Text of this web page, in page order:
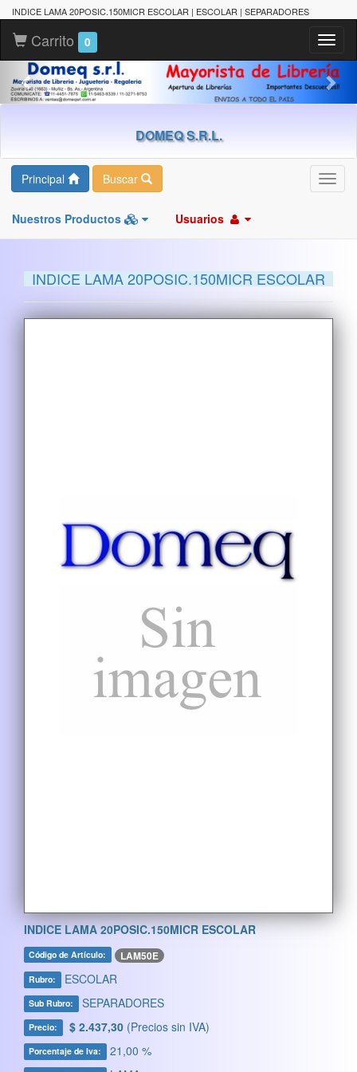
INDICE LAMA 20POSIC.150MICR ESCOLAR | ESCOLAR | SEPARADORES
Carrito 0
DOMEQ S.R.L.
Principal Buscar
Nuestros Productos Usuarios
INDICE LAMA 20POSIC.150MICR ESCOLAR
INDICE LAMA 20POSIC.150MICR ESCOLAR
Código de Artículo: LAM50E
Rubro: ESCOLAR
Sub Rubro: SEPARADORES
Precio: $ 2.437,30 (Precios sin IVA)
Porcentaje de Iva: 21,00 %